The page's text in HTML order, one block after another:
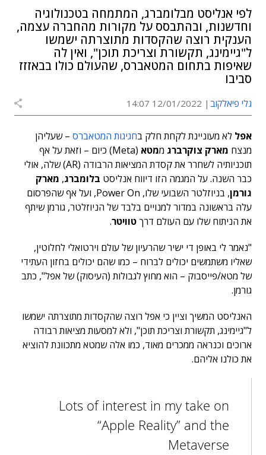
לפי אנליסט מבלומברג, המתמחה בטכנולוגיה
וחדשנות, ובהתבסס על מקורות מהחברה עצמה,
הענקית רוצה שהקסדות מתוצרתה ישמשו
ל"גיימינג, תקשורת וצריכת תוכן", ואין לה
שאיפות בתחום המטאברס, שהעולם כולו בבאזזז
סביבו
גלי פיאלקוב 12/01/2022 14:07
אפל לא מעוניינת לקחת חלק בחגיגות המטאברס – שעליהן
מנצח מארק צוקרברג ממטא
(Meta) כיום – וזאת על אף
תוכניותיה לשחרר את קסדת המציאות הרבודה (AR) שלה, אולי
כבר השנה. על המגמה הזו דיווח אנליסט בלומברג, מארק
גורמן
, בניוזלטר השבועי שלו, Power On, ועל אף שהפרסום
עלה בראשונה במדור למנויים בלבד של הניוזלטר, גורמן שיתף
את הניתוח שלו עם העולם דרךטוויטר.
"נאמר לי באופן די ישיר שהרעיון של עולם וירטואלי לחלוטין,
שאליו משתמשים יכולים לברוח – כמו שהם יכולים בחזון העתידי
של מטא/פייסבוק – הוא מחוץ לגבולות (העיסוק) של אפל", כתב
גורמן.
האנליסט המשיך וציין כי אפל רוצה שהקסדות מתוצרתה ישמשו
ל"גיימינג, תקשורת וצריכת תוכן", ולא למסעות מציאות רבודה
ארוכים וכנראה ממכרים מאוד, כמו אלה שמטא מתכוונת להוציא
את כולנו אליהם.
Lots of interest in my take on
“Apple Reality” and the
Metaverse